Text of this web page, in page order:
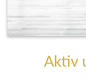
Aktiv